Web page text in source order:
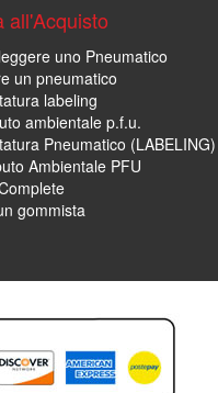
all'Acquisto
uno Pneumatico
un pneumatico
labeling
ambientale p.f.u.
Pneumatico (LABELING)
Ambientale PFU
gommista